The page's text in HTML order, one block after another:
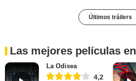
Últimos tráilers
Las mejores películas
La Odisea
4,2